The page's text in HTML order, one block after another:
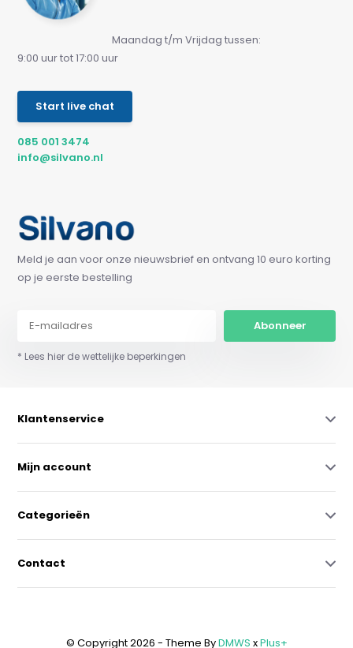
Maandag t/m Vrijdag tussen:
9:00 uur tot 17:00 uur
Start live chat
085 001 3474
info@silvano.nl
Meld je aan voor onze nieuwsbrief en ontvang 10 euro korting
op je eerste bestelling
Abonneer
* Lees hier de wettelijke beperkingen
Klantenservice
Mijn account
Categorieën
Contact
© Copyright 2026 - Theme ByDMWS xPlus+